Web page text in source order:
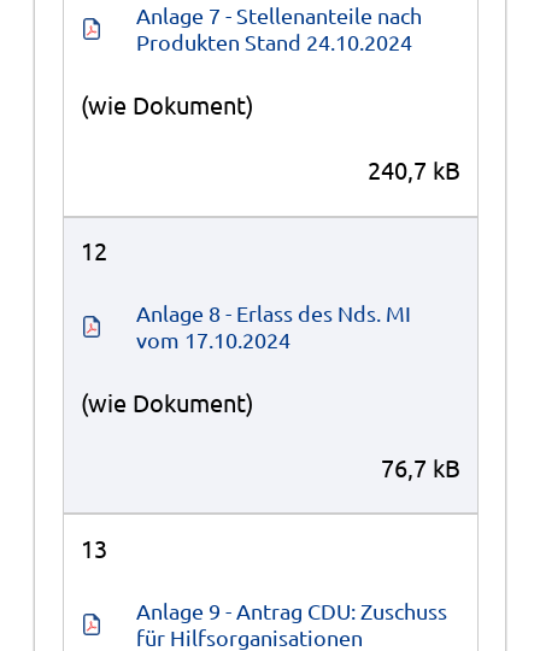
Anlage 7 - Stellenanteile nach
Produkten Stand 24.10.2024
(wie Dokument)
240,7 kB
12
Anlage 8 - Erlass des Nds. MI
vom 17.10.2024
(wie Dokument)
76,7 kB
13
Anlage 9 - Antrag CDU: Zuschuss
für Hilfsorganisationen